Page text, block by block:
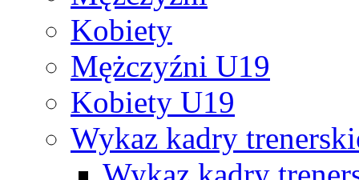
Kobiety
Mężczyźni U19
Kobiety U19
Wykaz kadry